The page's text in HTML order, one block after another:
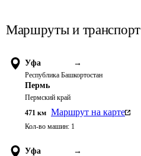
Маршруты и транспорт
Уфа →
Республика Башкортостан
Пермь
Пермский край
471 км Маршрут на карте
Кол-во машин: 1
Уфа →